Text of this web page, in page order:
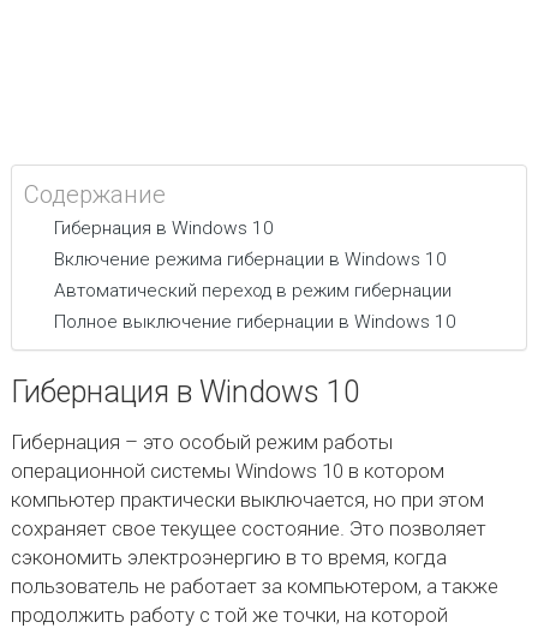
Содержание
Гибернация в Windows 10
Включение режима гибернации в Windows 10
Автоматический переход в режим гибернации
Полное выключение гибернации в Windows 10
Гибернация в Windows 10
Гибернация – это особый режим работы
операционной системы Windows 10 в котором
компьютер практически выключается, но при этом
сохраняет свое текущее состояние. Это позволяет
сэкономить электроэнергию в то время, когда
пользователь не работает за компьютером, а также
продолжить работу с той же точки, на которой